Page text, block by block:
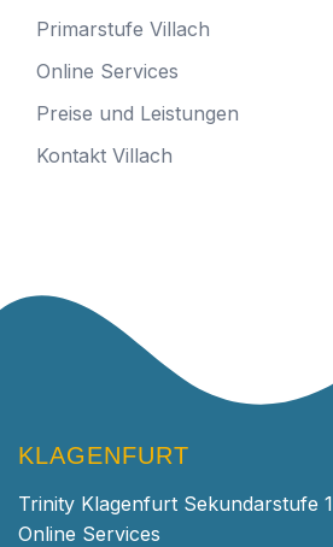
Primarstufe Villach
Online Services
Preise und Leistungen
Kontakt Villach
KLAGENFURT
Trinity Klagenfurt Sekundarstufe 1
Online Services